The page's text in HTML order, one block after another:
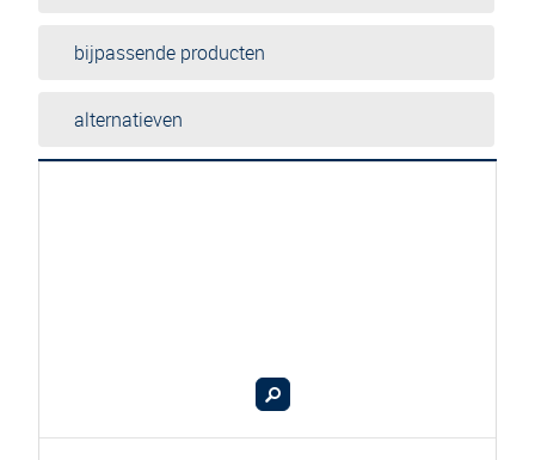
bijpassende producten
alternatieven